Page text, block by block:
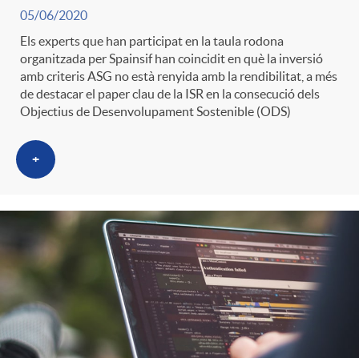
05/06/2020
Els experts que han participat en la taula rodona
organitzada per Spainsif han coincidit en què la inversió
amb criteris ASG no està renyida amb la rendibilitat, a més
de destacar el paper clau de la ISR en la consecució dels
Objectius de Desenvolupament Sostenible (ODS)
+